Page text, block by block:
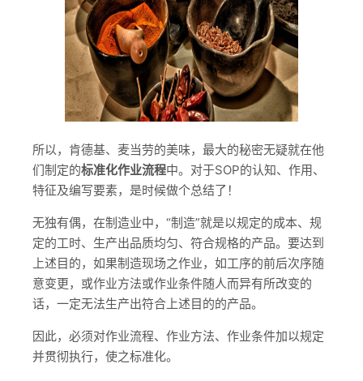
所以，肯德基、麦当劳的美味，最大的秘密无疑就在他
们制定的标准化作业流程中。对于SOP的认知、作用、
特征及编写要素，是时候做个总结了！
无独有偶，在制造业中，“制造”就是以规定的成本、规
定的工时、生产出品质均匀、符合规格的产品。要达到
上述目的，如果制造现场之作业，如工序的前后次序随
意变更，或作业方法或作业条件随人而异有所改变的
话，一定无法生产出符合上述目的的产品。
因此，必须对作业流程、作业方法、作业条件加以规定
并贯彻执行，使之标准化。